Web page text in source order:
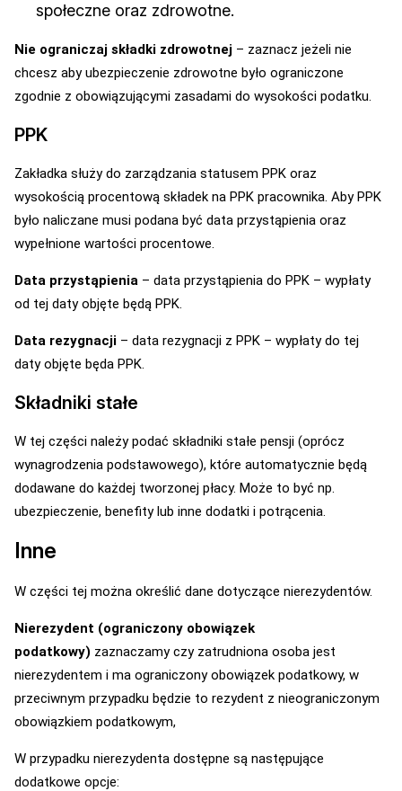
społeczne oraz zdrowotne.
Nie ograniczaj składki zdrowotnej – zaznacz jeżeli nie
chcesz aby ubezpieczenie zdrowotne było ograniczone
zgodnie z obowiązującymi zasadami do wysokości podatku.
PPK
Zakładka służy do zarządzania statusem PPK oraz
wysokością procentową składek na PPK pracownika. Aby PPK
było naliczane musi podana być data przystąpienia oraz
wypełnione wartości procentowe.
Data przystąpienia – data przystąpienia do PPK – wypłaty
od tej daty objęte będą PPK.
Data rezygnacji – data rezygnacji z PPK – wypłaty do tej
daty objęte będa PPK.
Składniki stałe
W tej części należy podać składniki stałe pensji (oprócz
wynagrodzenia podstawowego), które automatycznie będą
dodawane do każdej tworzonej płacy. Może to być np.
ubezpieczenie, benefity lub inne dodatki i potrącenia.
Inne
W części tej można określić dane dotyczące nierezydentów.
Nierezydent (ograniczony obowiązek
podatkowy) zaznaczamy czy zatrudniona osoba jest
nierezydentem i ma ograniczony obowiązek podatkowy, w
przeciwnym przypadku będzie to rezydent z nieograniczonym
obowiązkiem podatkowym,
W przypadku nierezydenta dostępne są następujące
dodatkowe opcje: